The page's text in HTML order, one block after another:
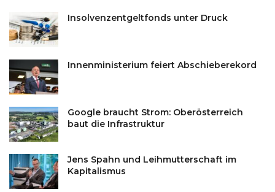
Insolvenzentgeltfonds unter Druck
Innenministerium feiert Abschieberekord
Google braucht Strom: Oberösterreich
baut die Infrastruktur
Jens Spahn und Leihmutterschaft im
Kapitalismus